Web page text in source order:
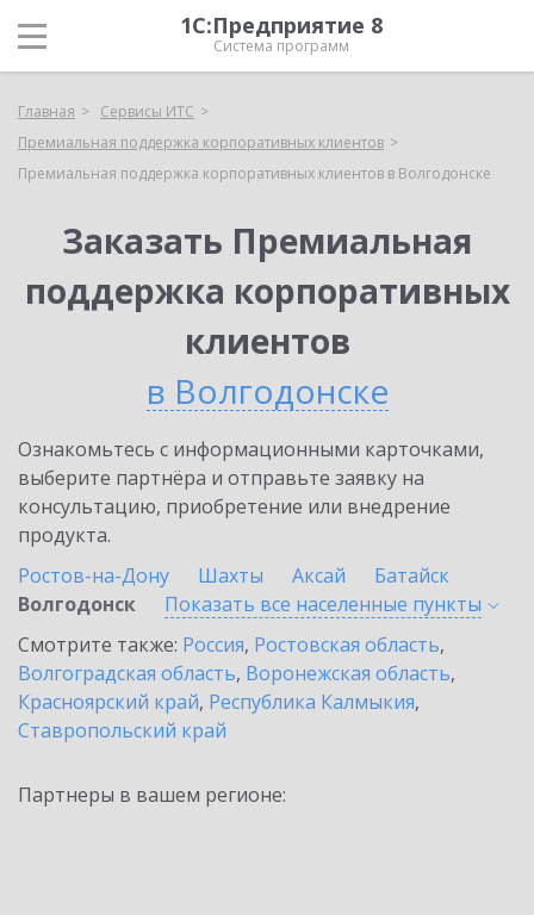
1С:Предприятие 8
Система программ
Главная
Сервисы ИТС
Премиальная поддержка корпоративных клиентов
Премиальная поддержка корпоративных клиентов в Волгодонске
Заказать Премиальная
поддержка корпоративных
клиентов
в Волгодонске
Ознакомьтесь с информационными карточками,
выберите партнёра и отправьте заявку на
консультацию, приобретение или внедрение
продукта.
Ростов-на-Дону
Шахты Аксай
Батайск
Волгодонск
Показать все населенные пункты
Смотрите также: Россия, Ростовская область,
Волгоградская область, Воронежская область,
Красноярский край, Республика Калмыкия,
Ставропольский край
Партнеры в вашем регионе: